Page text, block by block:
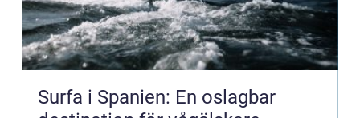
Surfa i Spanien: En oslagbar